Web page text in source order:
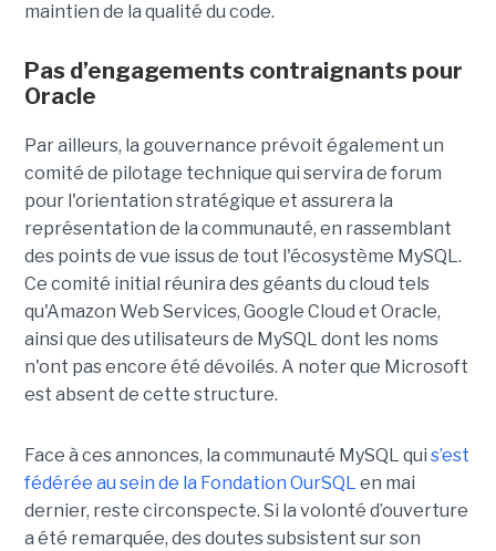
maintien de la qualité du code.
Pas d’engagements contraignants pour
Oracle
Par ailleurs, la gouvernance prévoit également un
comité de pilotage technique qui servira de forum
pour l'orientation stratégique et assurera la
représentation de la communauté, en rassemblant
des points de vue issus de tout l'écosystème MySQL.
Ce comité initial réunira des géants du cloud tels
qu'Amazon Web Services, Google Cloud et Oracle,
ainsi que des utilisateurs de MySQL dont les noms
n'ont pas encore été dévoilés. A noter que Microsoft
est absent de cette structure.
Face à ces annonces, la communauté MySQL qui s’est
fédérée au sein de la Fondation OurSQL en mai
dernier, reste circonspecte. Si la volonté d’ouverture
a été remarquée, des doutes subsistent sur son